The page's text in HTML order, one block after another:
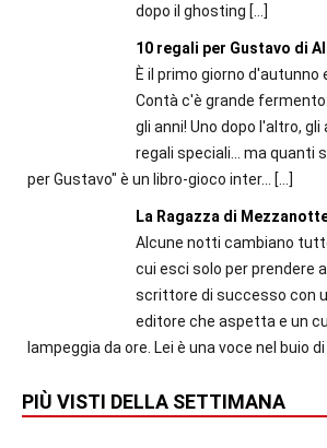
dopo il ghosting […]
10 regali per Gustavo di
È il primo giorno d'autunno
Contà c'è grande
gli anni! Uno dopo l'altro,
regali speciali... ma quanti
per Gustavo" è un libro-gioco inter...
[…]
La Ragazza di
Alcune notti cambiano
cui esci solo per prendere
scrittore di successo con
editore che aspetta e un
lampeggia da ore. Lei è una voce nel buio di
PIÙ VISTI DELLA SETTIMANA